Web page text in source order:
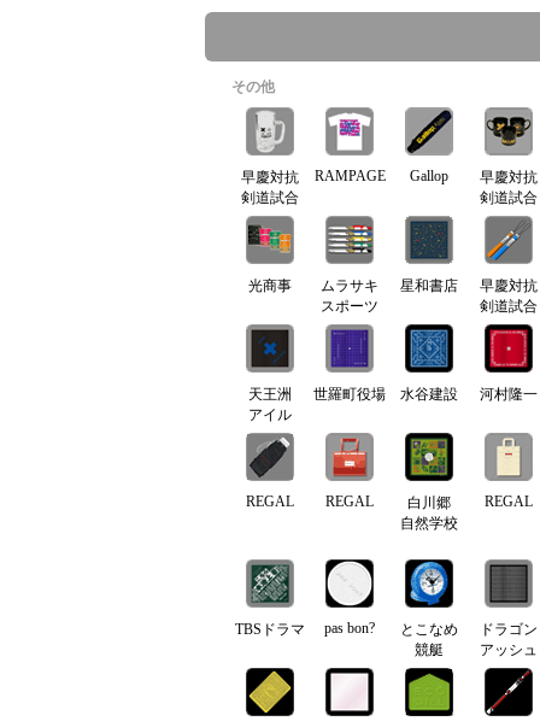
その他
早慶対抗
剣道試合
RAMPAGE Gallop
早慶対抗
剣道試合
光商事
ムラサキ
スポーツ
星和書店
早慶対抗
剣道試合
天王洲
アイル
世羅町役場 水谷建設 河村隆一
REGAL REGAL
白川郷
自然学校
REGAL
TBSドラマ pas bon?
とこなめ
競艇
ドラゴン
アッシュ